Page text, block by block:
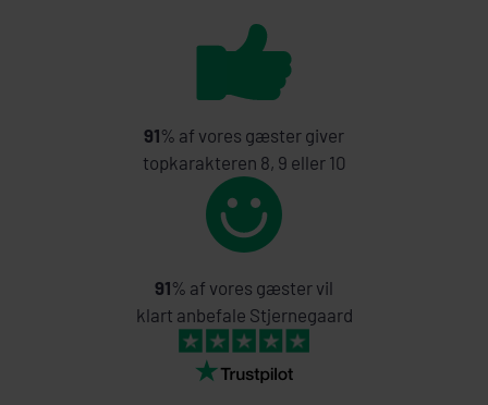
91% af vores gæster giver
topkarakteren 8, 9 eller 10
91% af vores gæster vil
klart anbefale Stjernegaard